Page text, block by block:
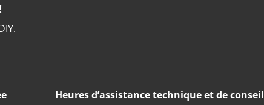
Heures d’assistance technique et de conseil